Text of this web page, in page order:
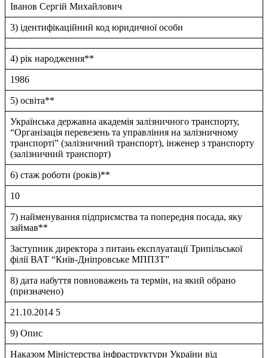
Iванов Сергiй Михайлович
3) ідентифікаційний код юридичної особи
4) рік народження**
1986
5) освіта**
Українська державна академiя залiзничного транспорту,
“Органiзацiя перевезень та управлiння на залiзничному
транспортi” (залiзничний транспорт), iнженер з транспорту
(залiзничний транспорт)
6) стаж роботи (років)**
10
7) найменування підприємства та попередня посада, яку
займав**
Заступник директора з питань експлуатацiї Трипiльської
фiлiї ВАТ “Київ-Днiпровське МППЗТ”
8) дата набуття повноважень та термін, на який обрано
(призначено)
21.10.2014 5
9) Опис
Наказом Мiнiстерства iнфраструктури України вiд